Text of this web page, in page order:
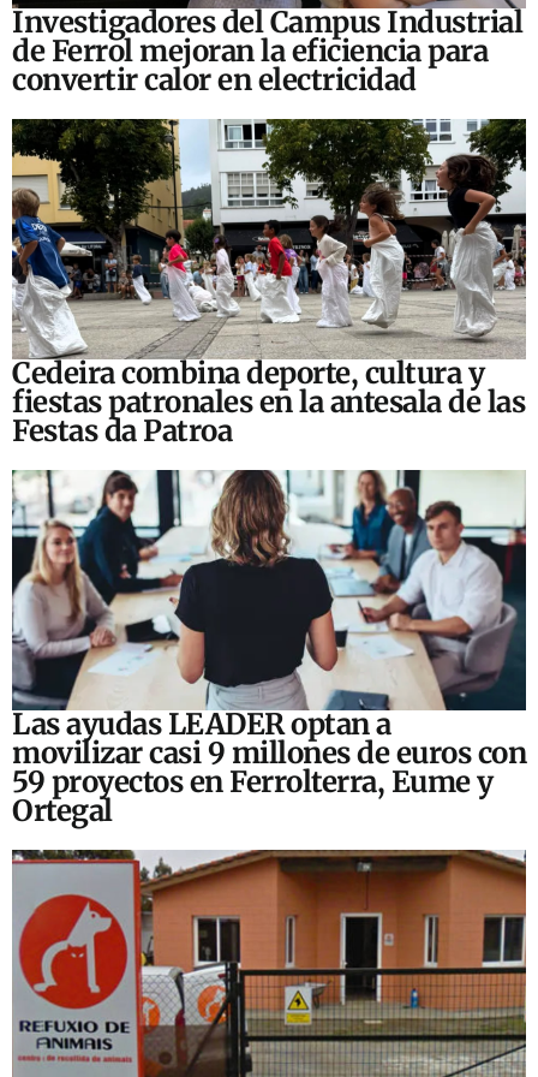
Investigadores del Campus Industrial
de Ferrol mejoran la eficiencia para
convertir calor en electricidad
Cedeira combina deporte, cultura y
fiestas patronales en la antesala de las
Festas da Patroa
Las ayudas LEADER optan a
movilizar casi 9 millones de euros con
59 proyectos en Ferrolterra, Eume y
Ortegal